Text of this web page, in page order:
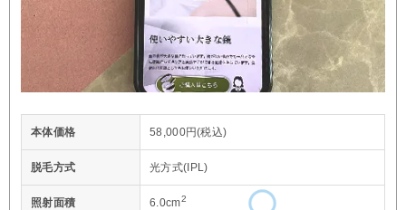
本体価格 58,000円(税込)
脱毛方式 光方式(IPL)
照射面積 6.0cm2